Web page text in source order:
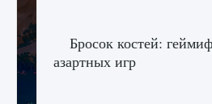
Бросок костей:
азартных игр